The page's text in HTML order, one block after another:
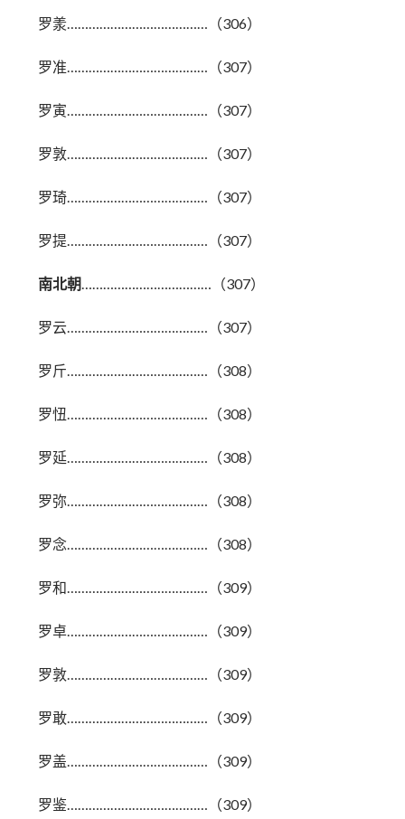
罗羕…………………………………（306）
罗准…………………………………（307）
罗寅…………………………………（307）
罗敦…………………………………（307）
罗琦…………………………………（307）
罗提…………………………………（307）
南北朝………………………………（307）
罗云…………………………………（307）
罗斤…………………………………（308）
罗忸…………………………………（308）
罗延…………………………………（308）
罗弥…………………………………（308）
罗念…………………………………（308）
罗和…………………………………（309）
罗卓…………………………………（309）
罗敦…………………………………（309）
罗敢…………………………………（309）
罗盖…………………………………（309）
罗鉴…………………………………（309）